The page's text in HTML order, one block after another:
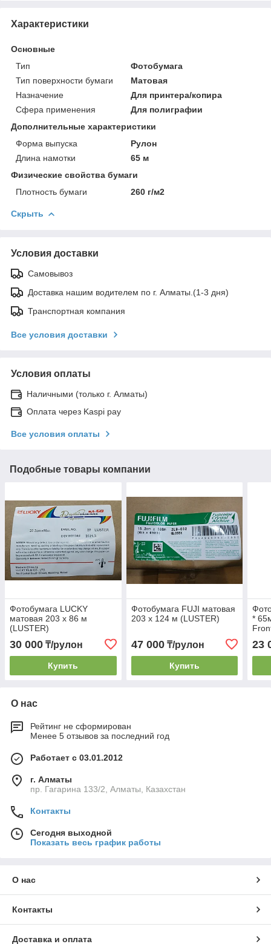
Характеристики
Основные
Тип
Фотобумага
Тип поверхности бумаги
Матовая
Назначение
Для принтера/копира
Сфера применения
Для полиграфии
Дополнительные характеристики
Форма выпуска
Рулон
Длина намотки
65 м
Физические свойства бумаги
Плотность бумаги
260 г/м2
Скрыть
Условия доставки
Самовывоз
Доставка нашим водителем по г. Алматы.(1-3 дня)
Транспортная компания
Все условия доставки
Условия оплаты
Наличными (только г. Алматы)
Оплата через Kaspi pay
Все условия оплаты
Подобные товары компании
Фотобумага LUCKY
матовая 203 х 86 м
(LUSTER)
30 000 ₸/рулон
Купить
Фотобумага FUJI матовая
203 х 124 м (LUSTER)
47 000₸/рулон
Купить
*
23
О нас
Рейтинг не сформирован
Менее 5 отзывов за последний год
Работает с 03.01.2012
г. Алматы
пр. Гагарина 133/2, Алматы, Казахстан
Контакты
Сегодня выходной
Показать весь график работы
О нас
Контакты
Доставка и оплата